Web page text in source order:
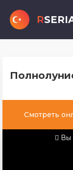
R
Смотреть
Вы